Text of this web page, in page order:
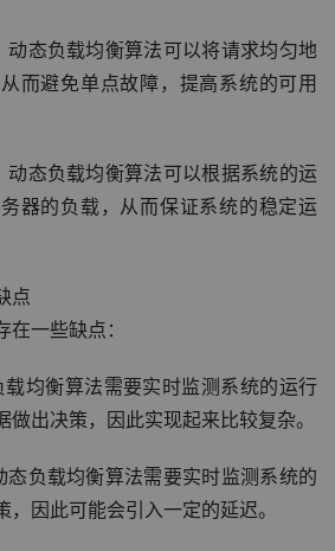
动态负载均衡算法可以将请求均匀地
而避免单点故障，提高系统的可用
动态负载均衡算法可以根据系统的运
器的负载，从而保证系统的稳定运
点
一些缺点：
载均衡算法需要实时监测系统的运行
出决策，因此实现起来比较复杂。
负载均衡算法需要实时监测系统的
因此可能会引入一定的延迟。